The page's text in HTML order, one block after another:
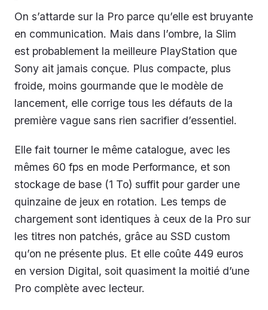
On s’attarde sur la Pro parce qu’elle est bruyante
en communication. Mais dans l’ombre, la Slim
est probablement la meilleure PlayStation que
Sony ait jamais conçue. Plus compacte, plus
froide, moins gourmande que le modèle de
lancement, elle corrige tous les défauts de la
première vague sans rien sacrifier d’essentiel.
Elle fait tourner le même catalogue, avec les
mêmes 60 fps en mode Performance, et son
stockage de base (1 To) suffit pour garder une
quinzaine de jeux en rotation. Les temps de
chargement sont identiques à ceux de la Pro sur
les titres non patchés, grâce au SSD custom
qu’on ne présente plus. Et elle coûte 449 euros
en version Digital, soit quasiment la moitié d’une
Pro complète avec lecteur.